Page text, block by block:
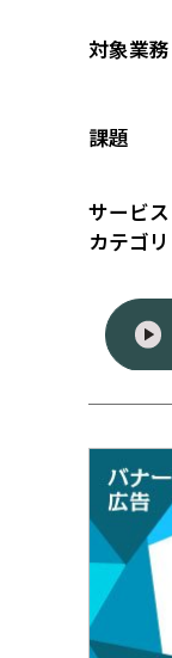
対象業務
課題
サービス
カテゴリ